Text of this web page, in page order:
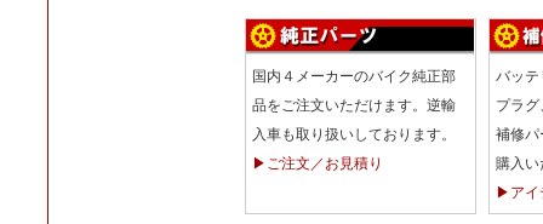
国内４メーカーのバイク純正部
品をご注文いただけます。逆輸
入車も取り扱いしております。
▶ご注文／お見積り
バッテ
プラ
補修パ
購入い
▶アイ